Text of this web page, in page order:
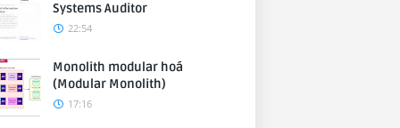
Systems Auditor
22:54
Monolith modular hoá
(Modular Monolith)
17:16